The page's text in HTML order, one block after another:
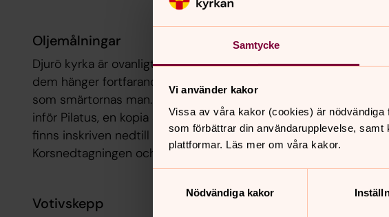
Samtycke
Vi använder kakor
Vissa av våra kakor (cookies) är
som förbättrar din användarupplevelse,
plattformar. Läs mer om våra kakor.
Nödvändiga kakor
Oljemålningar
Djurö kyrka är ovanligt rik på oljemålningar. År 1853 nämns tolv
dem hänger fortfarande i kyrkorummet. Tavlan till vänster om
som smärtornas man. Det är en oljemålning på trä från 1600-
inför Pilatus, en kopia av Rembrandts tavla i National Gallery,
finns inskriven nedtill på tavlan. Oljemålningen på södra
Korsnedtagningen och är en kopia av Rubens. Tavlan skänktes
Votivskepp